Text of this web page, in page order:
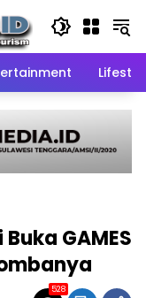
GAMES
528